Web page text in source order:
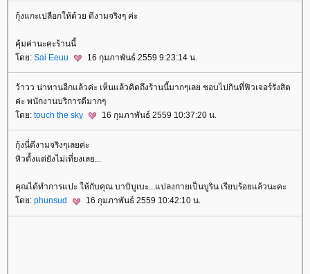
กุ้งแกะเปลือกให้ด้วย ดีงามจริงๆ ค่ะ
คุ้มค่านะคะร้านนี้
ดย: Sai Eeuu 16 กุมภาพันธ์ 2559 9:23:14 น.
ว้าวว น่าทานอีกแล้วค่ะ เห็นแล้วคิดถึงร้านนี้มากๆเลย ชอบไปกินที่ฟิวเจอร์รังสิต
ค่ะ พนักงานบริการดีมากๆ
ดย: touch the sky 16 กุมภาพันธ์ 2559 10:37:20 น.
กุ้งนี่ดีงามจริงๆเลยค่ะ
หิวตั้งแต่ยังไม่เที่ยงเลย...
คุณได้ทำการแปะ ให้กับคุณ บาบิบูเบะ...แปลงกายเป็นบูริน เรียบร้อยแล้วนะคะ
ดย: phunsud 16 กุมภาพันธ์ 2559 10:42:10 น.